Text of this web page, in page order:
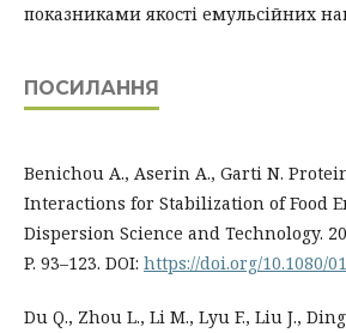
показниками якості емульсійних
ПОСИЛАННЯ
Benichou A., Aserin A., Garti N.
Interactions for Stabilization of Food
Dispersion Science and Technology.
P. 93–123. DOI: https://doi.org/10.1080/
Du Q., Zhou L., Li M., Lyu F., Liu J.,